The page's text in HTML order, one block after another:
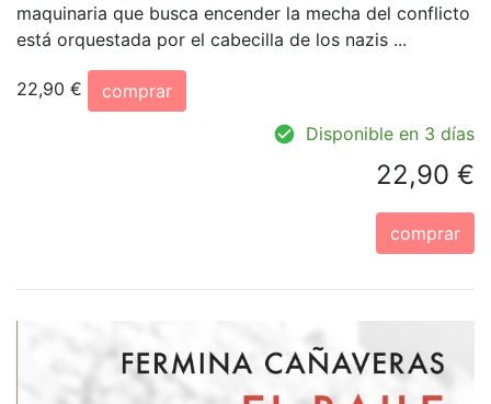
maquinaria que busca encender la mecha del conflicto
está orquestada por el cabecilla de los nazis ...
22,90 €
comprar
Disponible en 3 días
22,90 €
comprar